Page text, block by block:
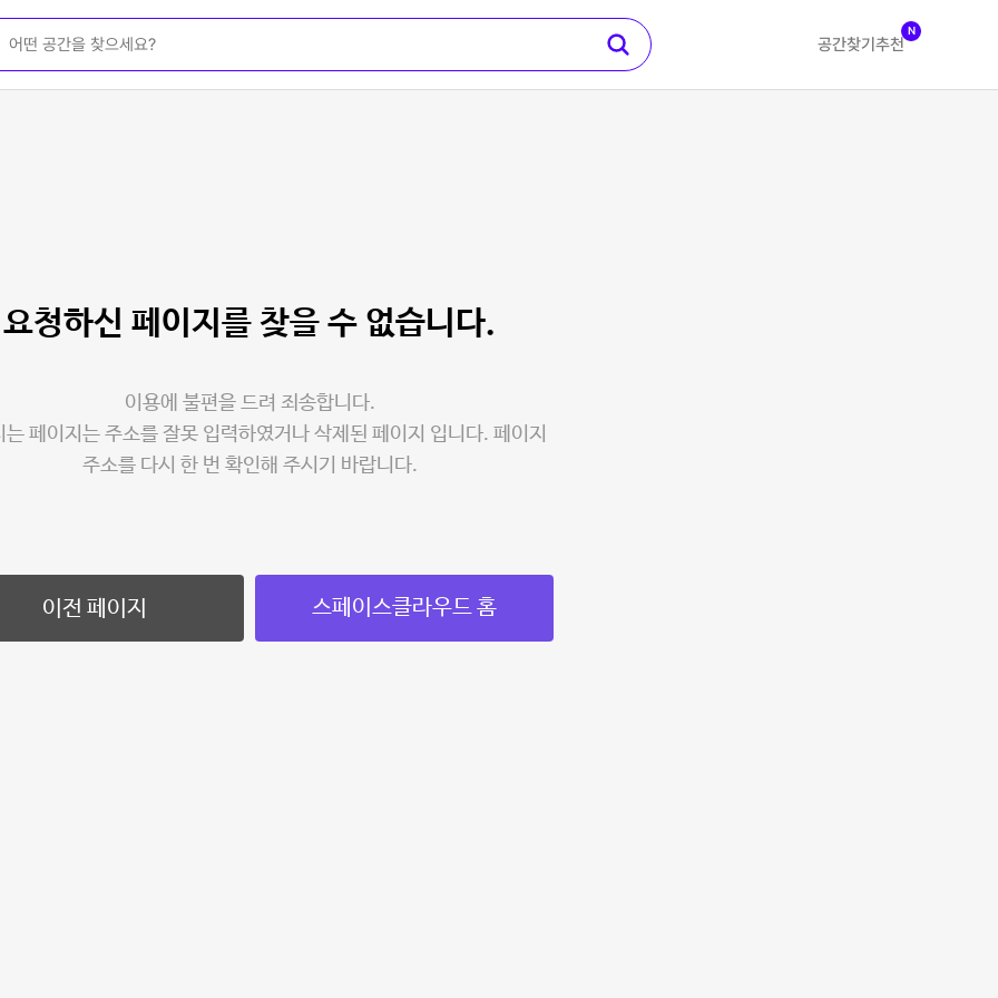
공간찾기 추천
N
요청하신 페이지를 찾을 수 없습니다.
이용에 불편을 드려 죄송합니다.
는 페이지는 주소를 잘못 입력하였거나 삭제된 페이지 입니다. 페이지
주소를 다시 한 번 확인해 주시기 바랍니다.
이전 페이지 스페이스클라우드 홈